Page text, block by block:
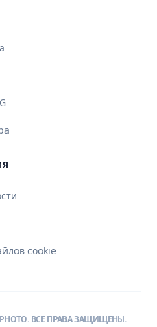
cookie
ВСЕ ПРАВА ЗАЩИЩЕНЫ.